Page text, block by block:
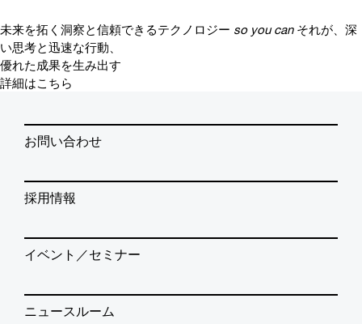
未来を拓く洞察と信頼できるテクノロジー so you can それが、深
い思考と迅速な行動、
優れた成果を生み出す
詳細はこちら
お問い合わせ
採用情報
イベント／セミナー
ニュースルーム